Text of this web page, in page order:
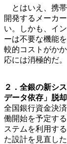
とはいえ、携帯
開発するメーカ
い。しかも、イ
ーは不要な機能
較的コストがか
応には消極的だ。
２．全銀の新シ
データ依存」脱
全国銀行資金決
働開始を予定す
ステムを利用す
た設計を見直し